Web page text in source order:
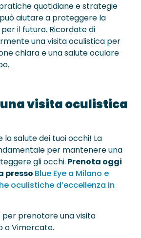
quotidiane e strategie
aiutare a proteggere la
il futuro. Ricordate di
una visita oculistica per
chiara e una salute oculare
visita oculistica
salute dei tuoi occhi! La
per mantenere una
gli occhi. Prenota oggi
presso Blue Eye a Milano e
oculistiche d’eccellenza in
prenotare una visita
o Vimercate.